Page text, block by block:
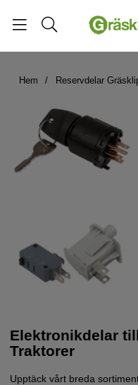
Hem Reservdelar
Elektronikdelar
Traktorer
Upptäck vårt breda